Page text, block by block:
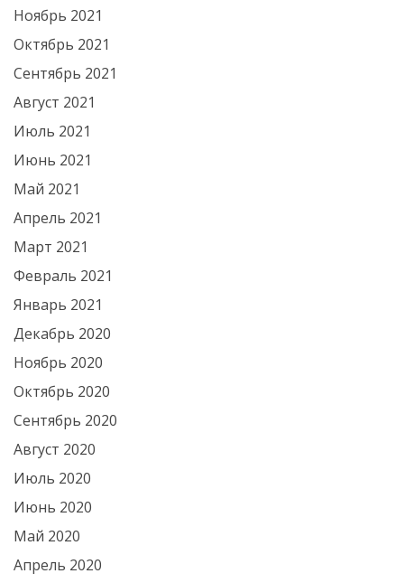
Ноябрь 2021
Октябрь 2021
Сентябрь 2021
Август 2021
Июль 2021
Июнь 2021
Май 2021
Апрель 2021
Март 2021
Февраль 2021
Январь 2021
Декабрь 2020
Ноябрь 2020
Октябрь 2020
Сентябрь 2020
Август 2020
Июль 2020
Июнь 2020
Май 2020
Апрель 2020